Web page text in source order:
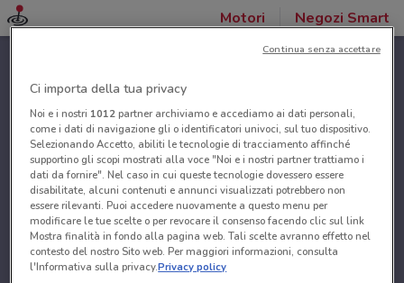
Motori Negozi Smart
Ci importa della tua privacy
Noi e i nostri 1012partner archiviamo e accediamo ai dati personali,
come i dati di navigazione gli o identificatori univoci, sul tuo dispositivo.
Selezionando Accetto, abiliti le tecnologie di tracciamento affinché
supportino gli scopi mostrati alla voce "Noi e i nostri partner trattiamo i
dati da fornire". Nel caso in cui queste tecnologie dovessero essere
disabilitate, alcuni contenuti e annunci visualizzati potrebbero non
essere rilevanti. Puoi accedere nuovamente a questo menu per
modificare le tue scelte o per revocare il consenso facendo clic sul link
Mostra finalità in fondo alla pagina web. Tali scelte avranno effetto nel
contesto del nostro Sito web. Per maggiori informazioni, consulta
l'Informativa sulla privacy.Privacy policy
Continua senza accettare